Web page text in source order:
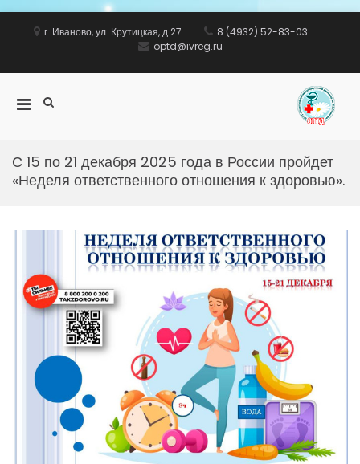
г. Иваново, ул. Крутицкая, д.27
8 (4932) 52-83-03
optd@ivreg.ru
Показать
Основное
мобильных
С 15 по 21 декабря 2025 года в России пройдет
«Неделя ответственного отношения к здоровью».